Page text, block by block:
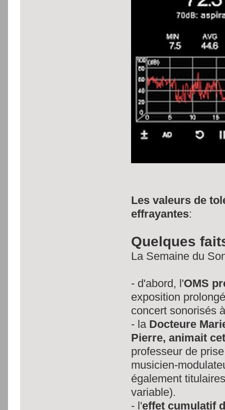
Les valeurs de
effrayantes:
Quelques
La Semaine du
- d'abord, l'OMS
exposition
concert sonorisés
- la Docteure
Pierre, animait
professeur de
musicien-
également
variable).
- l'effet cumulatif